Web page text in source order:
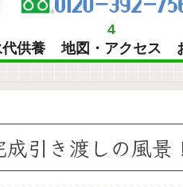
供養
4
地図・アクセス
引き渡しの風景